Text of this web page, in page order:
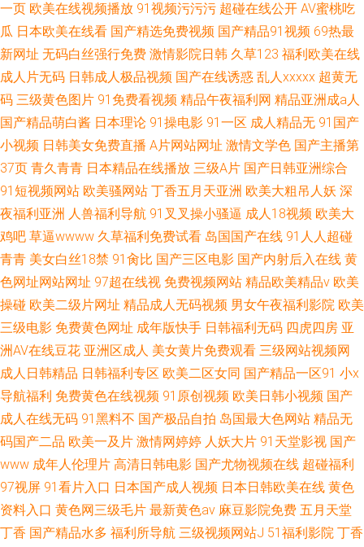
一页 欧美在线视频播放 91视频污污污 超碰在线公开 AV蜜桃吃
瓜 日本欧美在线看 国产精选免费视频 国产精品91视频 69热最
新网址 无码白丝强行免费 激情影院日韩 久草123 福利欧美在线
成人片无码 日韩成人极品视频 国产在线诱惑 乱人xxxxx 超黄无
码 三级黄色图片 91免费看视频 精品午夜福利网 精品亚洲成a人
国产精品萌白酱 日本理论 91操电影 91一区 成人精品无 91国产
小视频 日韩美女免费直播 A片网站网址 激情文学色 国产主播第
37页 青久青青 日本精品在线播放 三级A片 国产日韩亚洲综合
91短视频网站 欧美骚网站 丁香五月天亚洲 欧美大粗吊人妖 深
夜福利亚洲 人兽福利导航 91叉叉操小骚逼 成人18视频 欧美大
鸡吧 草逼wwww 久草福利免费试看 岛国国产在线 91人人超碰
青青 美女白丝18禁 91肏比 国产三区电影 国产内射后入在线 黄
色网址网站网址 97超在线视 免费视频网站 精品欧美精品v 欧美
操碰 欧美二级片网址 精品成人无码视频 男女午夜福利影院 欧美
三级电影 免费黄色网址 成年版快手 日韩福利无码 四虎四房 亚
洲AV在线豆花 亚洲区成人 美女黄片免费观看 三级网站视频网
成人日韩精品 日韩福利专区 欧美二区女同 国产精品一区91 小x
导航福利 免费黄色在线视频 91原创视频 欧美日韩小视频 国产
成人在线无码 91黑料不 国产极品自拍 岛国最大色网站 精品无
码国产二品 欧美一及片 激情网婷婷 人妖大片 91天堂影视 国产
www 成年人伦理片 高清日韩电影 国产尤物视频在线 超碰福利
97视屏 91看片入口 日本国产成人视频 日本日韩欧美在线 黄色
资料入口 黄色网三级毛片 最新黄色av 麻豆影院免费 五月天堂
丁香 国产精品水多 福利所导航 三级视频网站J 51福利影院 丁香